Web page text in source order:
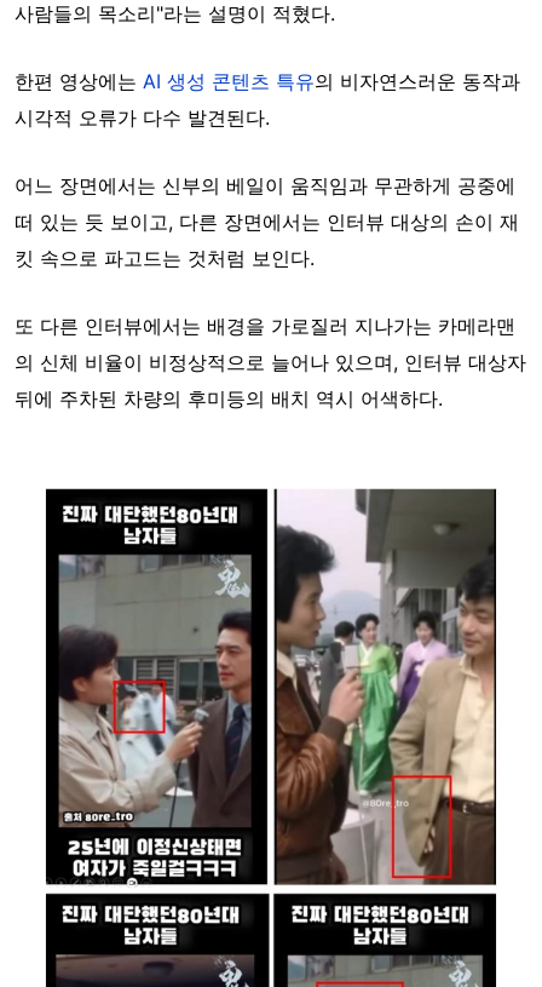
사람들의 목소리"라는 설명이 적혔다.
한편 영상에는 AI 생성 콘텐츠 특유의 비자연스러운 동작과
시각적 오류가 다수 발견된다.
어느 장면에서는 신부의 베일이 움직임과 무관하게 공중에
떠 있는 듯 보이고, 다른 장면에서는 인터뷰 대상의 손이 재
킷 속으로 파고드는 것처럼 보인다.
또 다른 인터뷰에서는 배경을 가로질러 지나가는 카메라맨
의 신체 비율이 비정상적으로 늘어나 있으며, 인터뷰 대상자
뒤에 주차된 차량의 후미등의 배치 역시 어색하다.
Image